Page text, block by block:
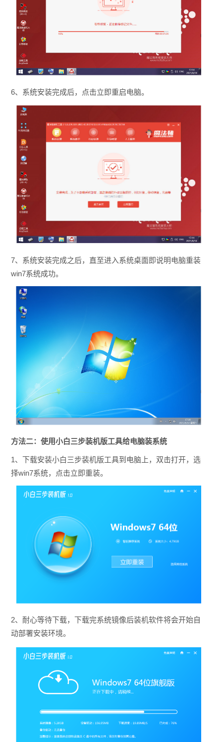
6、系统安装完成后，点击立即重启电脑。
7、系统安装完成之后，直至进入系统桌面即说明电脑重装
win7系统成功。
方法二：使用小白三步装机版工具给电脑装系统
1、下载安装小白三步装机版工具到电脑上，双击打开，选
择win7系统，点击立即重装。
2、耐心等待下载，下载完系统镜像后装机软件将会开始自
动部署安装环境。